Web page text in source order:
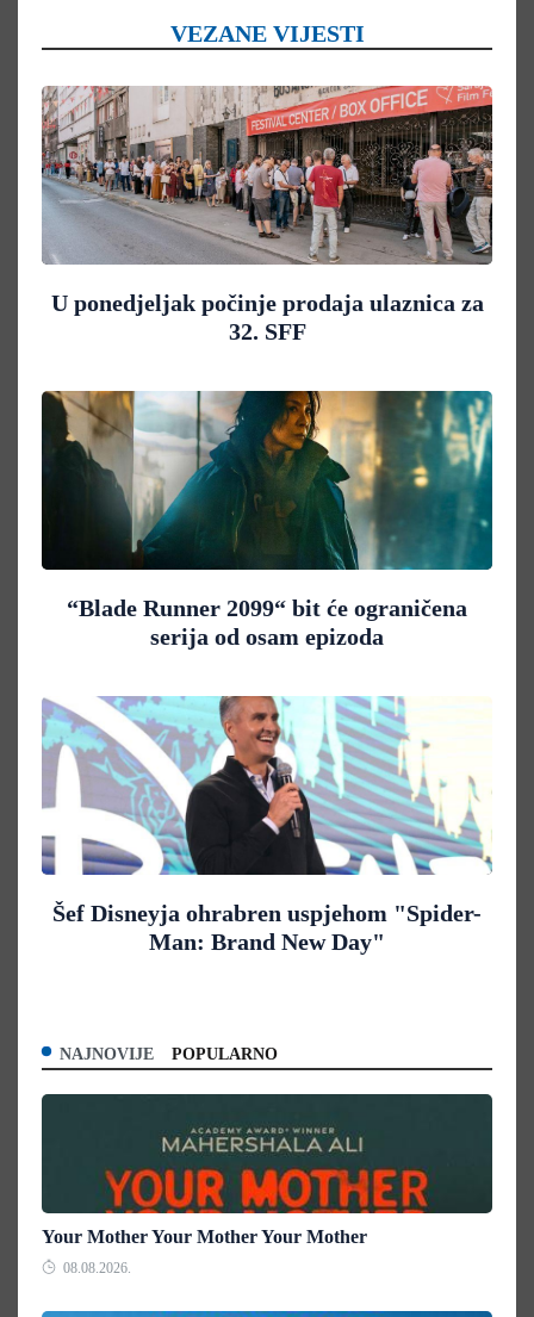
VEZANE VIJESTI
U ponedjeljak počinje prodaja ulaznica za
32. SFF
“Blade Runner 2099“ bit će ograničena
serija od osam epizoda
Šef Disneyja ohrabren uspjehom "Spider-
Man: Brand New Day"
NAJNOVIJE POPULARNO
Your Mother Your Mother Your Mother
08.08.2026.